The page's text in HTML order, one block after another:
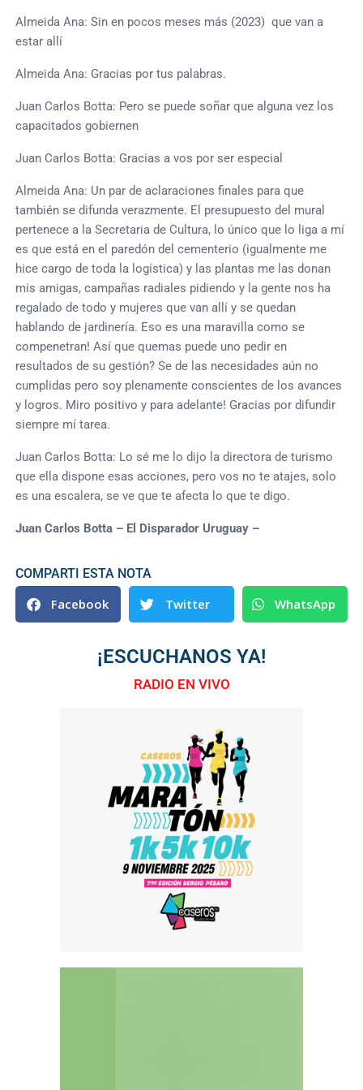
Almeida Ana: Sin en pocos meses más (2023) que van a
estar allí
Almeida Ana: Gracias por tus palabras.
Juan Carlos Botta: Pero se puede soñar que alguna vez los
capacitados gobiernen
Juan Carlos Botta: Gracias a vos por ser especial
Almeida Ana: Un par de aclaraciones finales para que
también se difunda verazmente. El presupuesto del mural
pertenece a la Secretaria de Cultura, lo único que lo liga a mí
es que está en el paredón del cementerio (igualmente me
hice cargo de toda la logística) y las plantas me las donan
mis amigas, campañas radiales pidiendo y la gente nos ha
regalado de todo y mujeres que van allí y se quedan
hablando de jardinería. Eso es una maravilla como se
compenetran! Así que quemas puede uno pedir en
resultados de su gestión? Se de las necesidades aún no
cumplidas pero soy plenamente conscientes de los avances
y logros. Miro positivo y para adelante! Gracias por difundir
siempre mí tarea.
Juan Carlos Botta: Lo sé me lo dijo la directora de turismo
que ella dispone esas acciones, pero vos no te atajes, solo
es una escalera, se ve que te afecta lo que te digo.
Juan Carlos Botta – El Disparador Uruguay –
COMPARTI ESTA NOTA
Facebook Twitter WhatsApp
¡ESCUCHANOS YA!
RADIO EN VIVO